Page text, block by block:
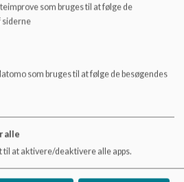
som bruges til at følge de
siderne
som bruges til at følge de besøgendes
alle
til at aktivere/deaktivere alle apps.